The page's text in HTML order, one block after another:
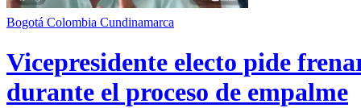
Bogotá Colombia Cundinamarca
Vicepresidente electo pide
durante el proceso de empalme